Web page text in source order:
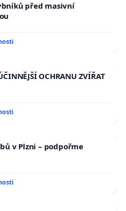
před masivní
OCHRANU ZVÍŘAT
v Plzni – podpořme